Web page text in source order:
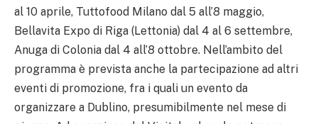
al 10 aprile, Tuttofood Milano dal 5 all’8 maggio,
Bellavita Expo di Riga (Lettonia) dal 4 al 6 settembre,
Anuga di Colonia dal 4 all’8 ottobre. Nell’ambito del
programma è prevista anche la partecipazione ad altri
eventi di promozione, fra i quali un evento da
organizzare a Dublino, presumibilmente nel mese di